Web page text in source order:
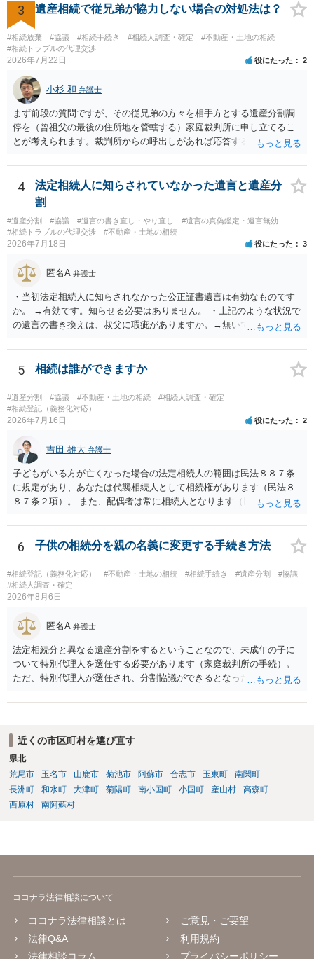
3 遺産相続で従兄弟が協力しない場合の対処法は？
#相続放棄 #協議 #相続手続き #相続人調査・確定
#不動産・土地の相続
#相続トラブルの代理交渉
2026年7月22日 役にたった 2
小杉 和 弁護士
まず前段の質問ですが、その従兄弟の方々を相手方とする遺産分割調
停を（曾祖父の最後の住所地を管轄する）家庭裁判所に申し立てるこ
とが考えられます。裁判所からの呼出しがあれば応答する可能性がま
能と思われます。時間が思った以上にないので必要書類をてきぱきと
揃える必要があります。その点是非御注意ください。
4
法定相続人に知らされていなかった遺言と遺産分
割
#遺産分割 #協議 #遺言の書き直し・やり直し
#遺言の真偽鑑定・遺言無効
#相続トラブルの代理交渉
#不動産・土地の相続
2026年7月18日 役にたった 3
匿名A 弁護士
・当初法定相続人に知らされなかった公正証書遺言は有効なものです
か。 →有効です。知らせる必要はありません。 ・上記のような状況で
の遺言の書き換えは、叔父に瑕疵がありますか。→無いです。 ・分割
ますか。 →本人が自由に決められますので、どこが妥当とは言えない
です。客観的な基準もありません。 ・できれば穏やかに、分割を拒否
することはできますか。 →分割を拒否するということは、遺産はいら
ないということでしょうか。遺言で、受取を指定されててもいらない
と拒否することはできます。理由を説明する必要はありません。
5 相続は誰ができますか
#遺産分割 #協議 #不動産・土地の相続
#相続人調査・確定
#相続登記（義務化対応）
2026年7月16日 役にたった 2
吉田 雄大 弁護士
子どもがいる方が亡くなった場合の法定相続人の範囲は民法８８７条
に規定があり、あなたは代襲相続人として相続権があります（民法８
８７条２項）。 また、配偶者は常に相続人となります（民法８９０
も相続権があります。つまり、孫５人に加えて「おじ又はおば」にも
相続権がある可能性があります。
6 子供の相続分を親の名義に変更する手続き方法
#相続登記（義務化対応） #不動産・土地の相続 #相続手続き #遺産分割
#協議
#相続人調査・確定
2026年8月6日
匿名A 弁護士
法定相続分と異なる遺産分割をするということなので、未成年の子に
ついて特別代理人を選任する必要があります（家庭裁判所の手続）。
ただ、特別代理人が選任され、分割協議ができるとなったとしても、
の権利も守られなければならないからです。 相続財産全体で、未成年
に、未成年者を今後養育するのは、自分だからという理由では、法定
相続分以上に多くの遺産を取得することができるというわけではあり
ません。
近くの市区町村を選び直す
県北
荒尾市
玉名市 山鹿市 菊池市 阿蘇市 合志市 玉東町
南関町
長洲町
和水町 大津町 菊陽町 南小国町 小国町 産山村
高森町
西原村
南阿蘇村
ココナラ法律相談について
ココナラ法律相談とは
法律Q&A
法律相談コラム
ご意見・ご要望
利用規約
プライバシーポリシー